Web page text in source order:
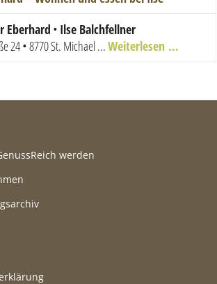
Eberhard • Ilse Balchfellner
24 • 8770 St. Michael...Weiterlesen …
werden